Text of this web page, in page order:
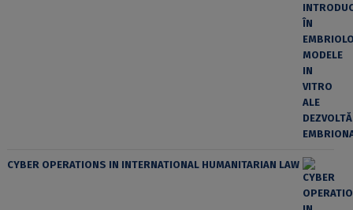
CYBER OPERATIONS IN INTERNATIONAL HUMANITARIAN LAW